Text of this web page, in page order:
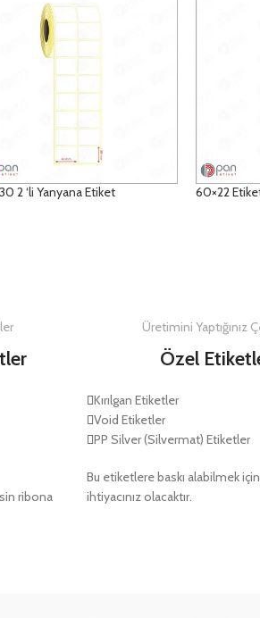
2 ‘li Yanyana Etiket 60×22
ribona
Üretimini Yaptığınız
Özel
Kırılgan Etiketler
Void Etiketler
PP Silver (Silvermat) Etiketler
Bu etiketlere baskı alabilmek
ihtiyacınız olacaktır.